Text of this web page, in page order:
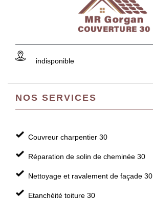
indisponible
NOS SERVICES
Couvreur charpentier 30
Réparation de solin de cheminée 30
Nettoyage et ravalement de façade 30
Etanchéité toiture 30